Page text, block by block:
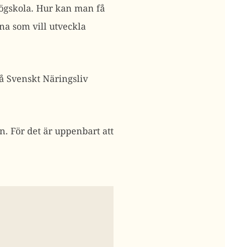
Hur kan man få
som vill utveckla
Svenskt Näringsliv
För det är uppenbart att